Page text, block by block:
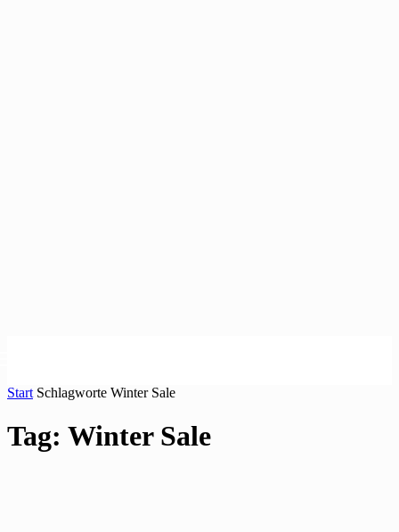
Start Schlagworte Winter Sale
Tag: Winter Sale